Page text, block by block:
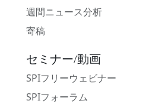
週間ニュース分析
寄稿
セミナー/動画
SPIフリーウェビナー
SPIフォーラム